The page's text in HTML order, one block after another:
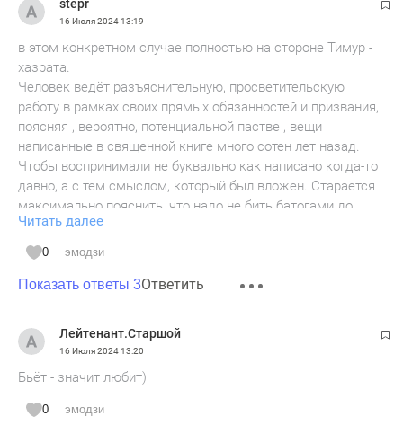
stepr
16 Июля 202413:19
в этом конкретном случае полностью на стороне Тимур -
хазрата.
Человек ведёт разъяснительную, просветительскую
работу в рамках своих прямых обязанностей и призвания,
поясняя , вероятно, потенциальной пастве , вещи
написанные в священной книге много сотен лет назад.
Чтобы воспринимали не буквально как написано когда-то
давно, а с тем смыслом, который был вложен. Старается
максимально пояснить, что надо не бить батогами до
потери пульса, а просто показать степень недовольства, и
что всё, край, жена, прислушайся.
а из него сделали пугало, тьфу, причём кто сделал?
ридовка и просимонянские блогеры, а оттуда уже
пояснял вчера/сегодня. тьфу. чей заказ? кто овцу на
глобус тут натянуть пытается на ровном месте?
Читать далее
0 эмодзи
Показать ответы 3Ответить
Лейтенант.Старшой
16 Июля 202413:20
Бьёт - значит любит)
0 эмодзи